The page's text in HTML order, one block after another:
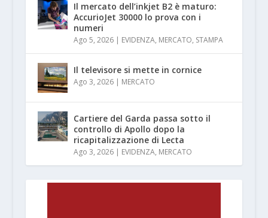
Il mercato dell’inkjet B2 è maturo:
AccurioJet 30000 lo prova con i
numeri
Ago 5, 2026| EVIDENZA, MERCATO, STAMPA
Il televisore si mette in cornice
Ago 3, 2026| MERCATO
Cartiere del Garda passa sotto il
controllo di Apollo dopo la
ricapitalizzazione di Lecta
Ago 3, 2026| EVIDENZA, MERCATO